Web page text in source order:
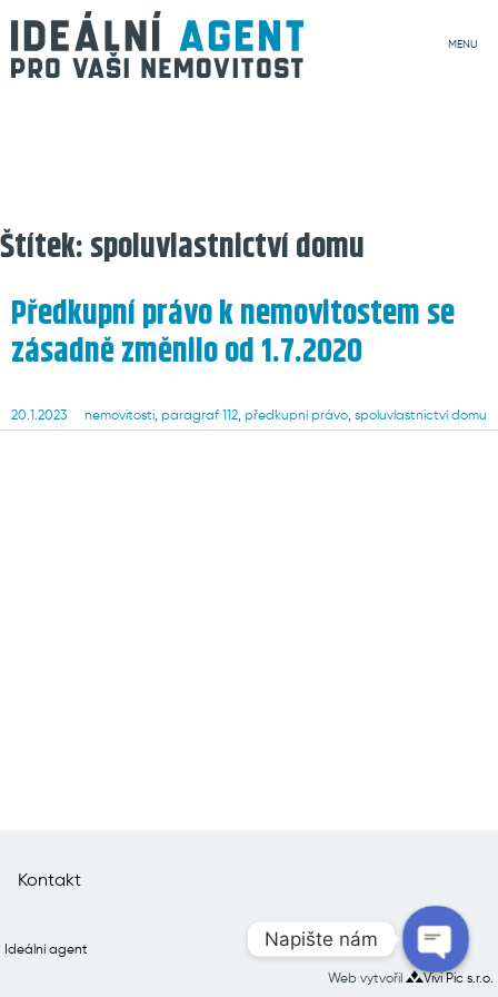
MENU
Štítek:spoluvlastnictví domu
Předkupní právo k nemovitostem se
zásadně změnilo od 1.7.2020
Posted
20.1.2023 Tags
nemovitosti, paragraf 112, předkupní právo, spoluvlastnictví domu
Kontakt
Ideální agent
Web vytvořil
Vivi Pic s.r.o.
Napište nám
Open